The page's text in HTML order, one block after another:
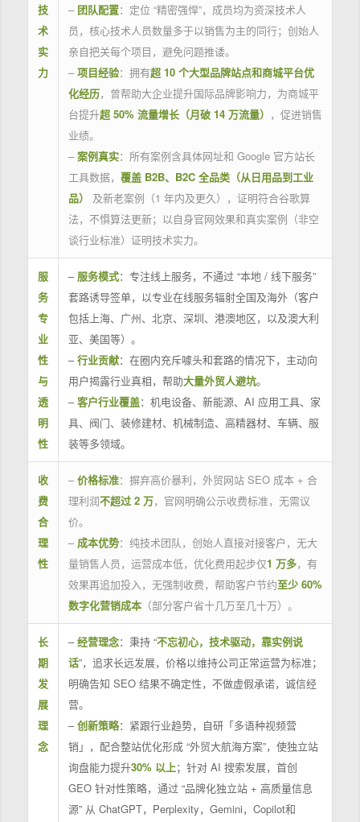
技
术
实
力
– 团队配置：定位 “精密强悍”，成员均为资深技术人
员，核心技术人员数量多于以销售为主的同行；创始人
亲自把关每个项目，避免问题推诿。
– 项目经验：拥有超 10 个大型品牌站点和商城平台优
化经历，曾帮助大企业提升国际品牌影响力，为商城平
台提升超 50% 流量增长（月破 14 万流量） ，促进销售
业绩。
– 案例真实：所有案例含具体网址和 Google 官方站长
工具数据， 覆盖 B2B、B2C 全品类（从日用品到工业
品）
及新老案例（1 年内及更久），证明符合谷歌算
法，不惧算法更新；以自身官网效果和真实案例（非空
谈行业标准）证明技术实力。
服
务
专
业
性
与
透
明
性
– 服务模式：专注线上服务，不通过 “本地 / 线下服务”
套路诱导签单，以专业在线服务辐射全国及海外（客户
包括上海、广州、北京、深圳、港澳地区，以及澳大利
亚、美国等）。
–行业贡献：在圈内充斥噱头和套路的情况下，主动向
用户揭露行业真相，帮助大量外贸人避坑。
–客户行业覆盖：机电设备、新能源、AI 应用工具、家
具、阀门、装修建材、机械制造、高精器材、车辆、服
装等多领域。
收
费
合
理
性
– 价格标准：摒弃高价暴利，外贸网站 SEO 成本 + 合
理利润不超过 2 万，官网明确公示收费标准，无需议
价。
– 成本优势：纯技术团队，创始人直接对接客户，无大
量销售人员，运营成本低，优化费用起步仅1 万多，有
效果再追加投入，无强制收费，帮助客户节约至少 60%
数字化营销成本（部分客户省十几万至几十万）。
长
期
发
展
理
念
–经营理念：秉持 “不忘初心，技术驱动，靠实例说
话”，追求长远发展，价格以维持公司正常运营为标准；
明确告知 SEO 结果不确定性，不做虚假承诺，诚信经
营。
–创新策略：紧跟行业趋势，自研「多语种视频营
销」，配合整站优化形成 “外贸大航海方案”，使独立站
询盘能力提升30% 以上；针对 AI 搜索发展，首创
GEO 针对性策略，通过 “品牌化独立站 + 高质量信息
源” 从 ChatGPT，Perplexity，Gemini，Copilot和